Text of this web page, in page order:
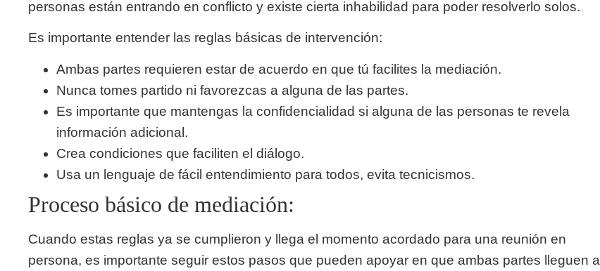
personas están entrando en conflicto y existe cierta inhabilidad para poder resolverlo solos.
Es importante entender las reglas básicas de intervención:
Ambas partes requieren estar de acuerdo en que tú facilites la mediación.
Nunca tomes partido ni favorezcas a alguna de las partes.
Es importante que mantengas la confidencialidad si alguna de las personas te revela
información adicional.
Crea condiciones que faciliten el diálogo.
Usa un lenguaje de fácil entendimiento para todos, evita tecnicismos.
Proceso básico de mediación:
Cuando estas reglas ya se cumplieron y llega el momento acordado para una reunión en
persona, es importante seguir estos pasos que pueden apoyar en que ambas partes lleguen a